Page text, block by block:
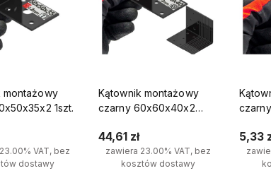
montażowy
1szt.
VAT, bez
dostawy
Kątownik montażowy
czarny 60x60x40x2
44,61 zł
zawiera 23.00% VAT, bez
kosztów dostawy
5,33